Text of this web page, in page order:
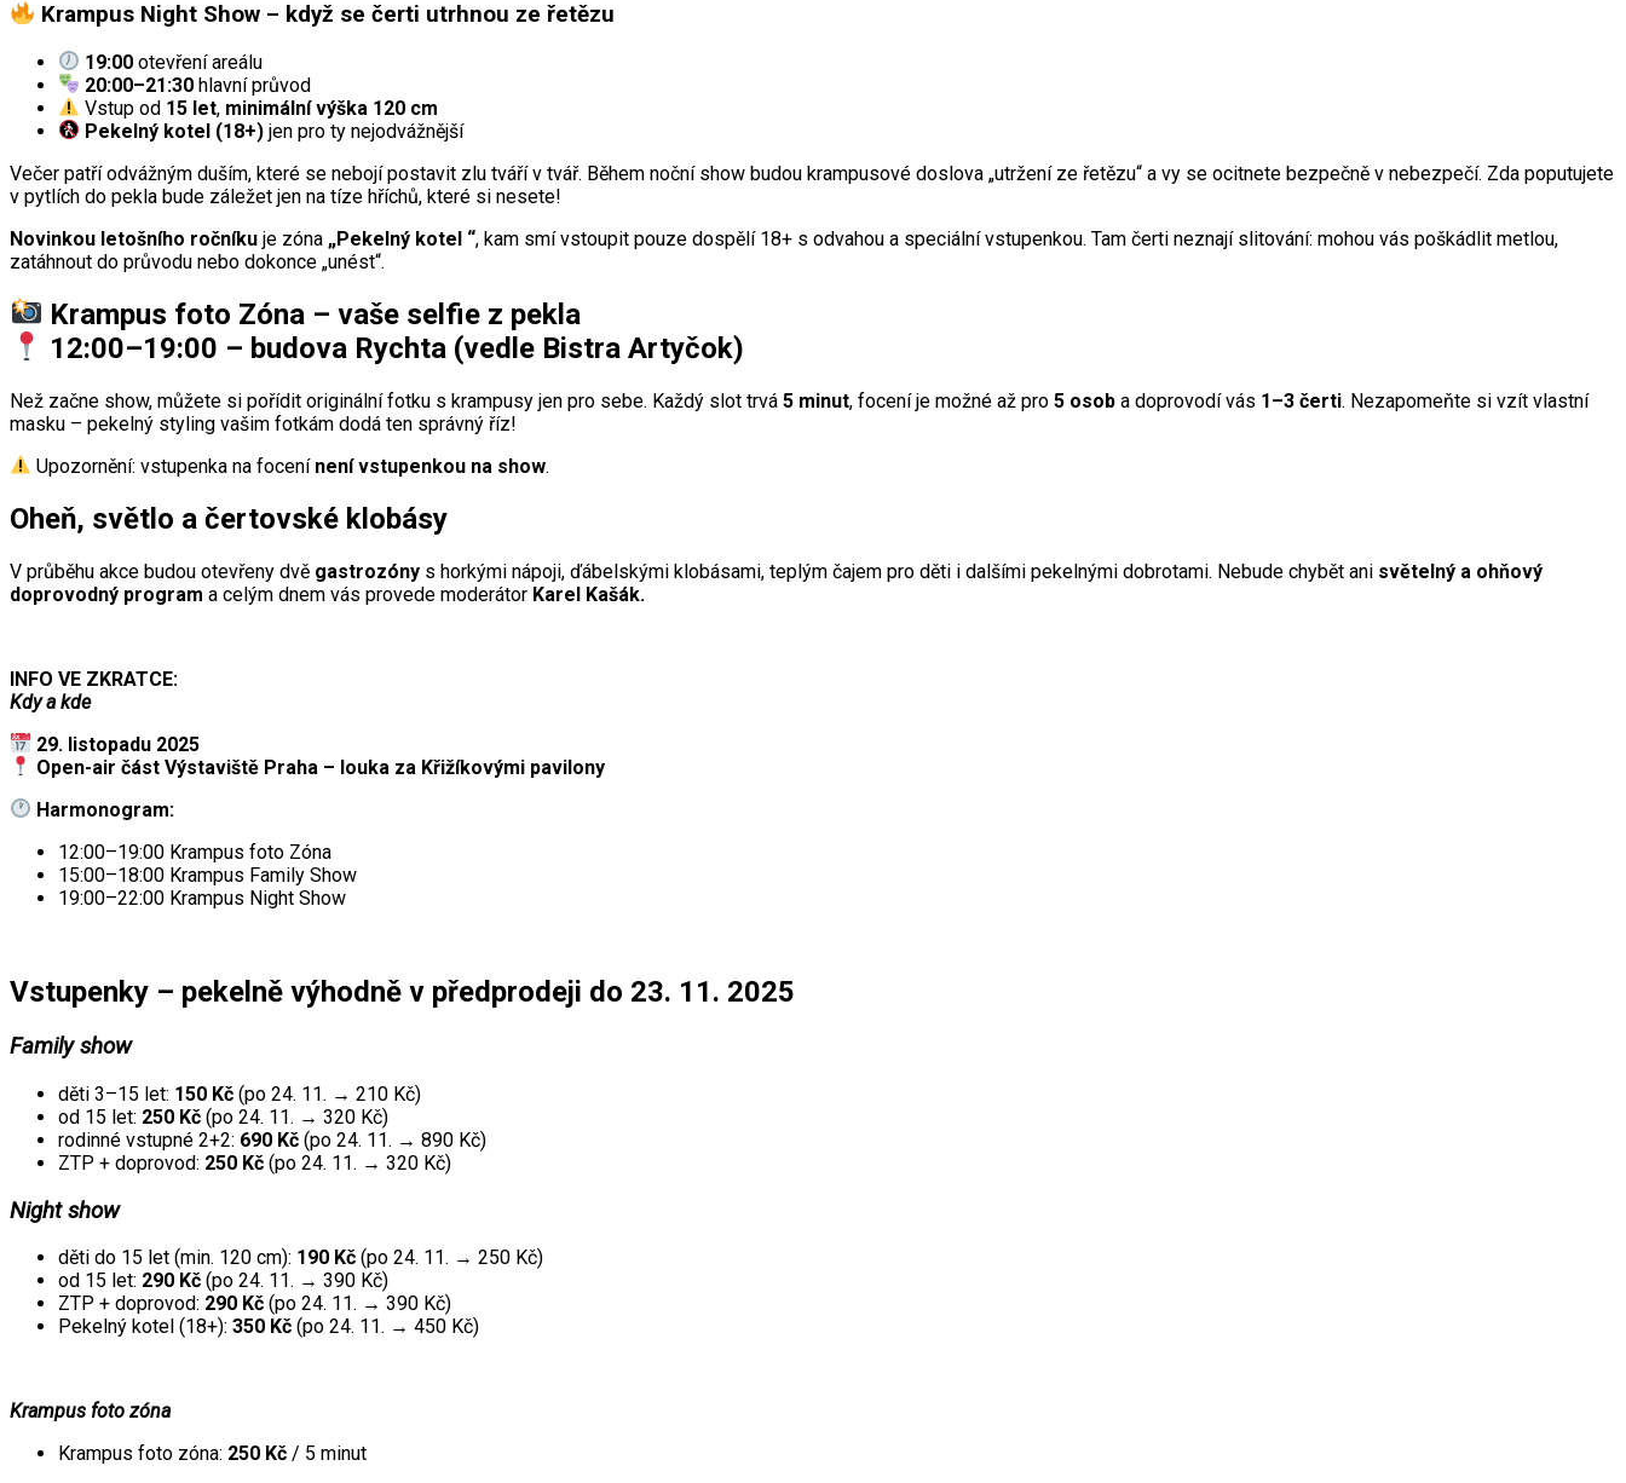
Krampus Night Show – když se čerti utrhnou ze řetězu
19:00 otevření areálu
20:00–21:30 hlavní průvod
Vstup od 15 let, minimální výška 120 cm
Pekelný kotel (18+) jen pro ty nejodvážnější
Večer patří odvážným duším, které se nebojí postavit zlu tváří v tvář. Během noční show budou krampusové doslova „utržení ze řetězu“ a vy se ocitnete bezpečně v nebezpečí. Zda poputujete
v pytlích do pekla bude záležet jen na tíze hříchů, které si nesete!
Novinkou letošního ročníku je zóna „Pekelný kotel “, kam smí vstoupit pouze dospělí 18+ s odvahou a speciální vstupenkou. Tam čerti neznají slitování: mohou vás poškádlit metlou,
zatáhnout do průvodu nebo dokonce „unést“.
Krampus foto Zóna – vaše selfie z pekla
12:00–19:00 – budova Rychta (vedle Bistra Artyčok)
Než začne show, můžete si pořídit originální fotku s krampusy jen pro sebe. Každý slot trvá 5 minut, focení je možné až pro 5 osob a doprovodí vás 1–3 čerti. Nezapomeňte si vzít vlastní
masku – pekelný styling vašim fotkám dodá ten správný říz!
Upozornění: vstupenka na focení není vstupenkou na show.
Oheň, světlo a čertovské klobásy
V průběhu akce budou otevřeny dvě gastrozóny s horkými nápoji, ďábelskými klobásami, teplým čajem pro děti i dalšími pekelnými dobrotami. Nebude chybět ani světelný a ohňový
doprovodný program a celým dnem vás provede moderátor Karel Kašák.
INFO VE ZKRATCE:
Kdy a kde
29. listopadu 2025
Open-air část Výstaviště Praha – louka za Křižíkovými pavilony
Harmonogram:
12:00–19:00 Krampus foto Zóna
15:00–18:00 Krampus Family Show
19:00–22:00 Krampus Night Show
Vstupenky – pekelně výhodně v předprodeji do 23. 11. 2025
Family show
děti 3–15 let: 150 Kč (po 24. 11. → 210 Kč)
od 15 let: 250 Kč (po 24. 11. → 320 Kč)
rodinné vstupné 2+2: 690 Kč (po 24. 11. → 890 Kč)
ZTP + doprovod: 250 Kč (po 24. 11. → 320 Kč)
Night show
děti do 15 let (min. 120 cm): 190 Kč (po 24. 11. → 250 Kč)
od 15 let: 290 Kč (po 24. 11. → 390 Kč)
ZTP + doprovod: 290 Kč (po 24. 11. → 390 Kč)
Pekelný kotel (18+): 350 Kč (po 24. 11. → 450 Kč)
Krampus foto zóna
Krampus foto zóna: 250 Kč / 5 minut